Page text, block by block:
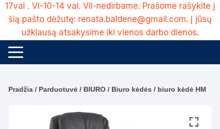
17val . VI-10-14 val. VII-nedirbame. Prašome rašykite į
šią pašto dėžutę: renata.baldene@gmail.com. Į jūsų
užklausą atsakysime iki vienos darbo dienos.
Pradžia / Parduotuvė / BIURO / Biuro kėdės / biuro kėdė HM